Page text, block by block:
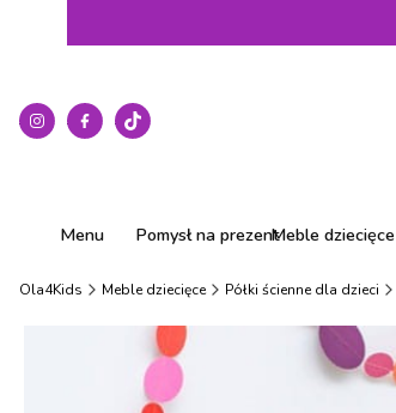
Menu Pomysł na prezentMeble dziecięce
Ola4Kids Meble dziecięce Półki ścienne dla dzieci